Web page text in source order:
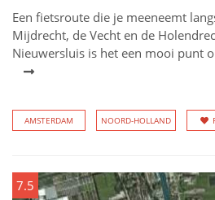
Een fietsroute die je meeneemt
Mijdrecht, de Vecht en de
Nieuwersluis is het een mooi punt
AMSTERDAM NOORD-HOLLAND
7.5